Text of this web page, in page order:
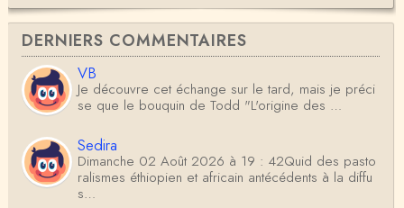
DERNIERS COMMENTAIRES
VB
Je découvre cet échange sur le tard, mais je préci
se que le bouquin de Todd "L'origine des …
Sedira
Dimanche 02 Août 2026 à 19 : 42Quid des pasto
ralismes éthiopien et africain antécédents à la diffu
s…